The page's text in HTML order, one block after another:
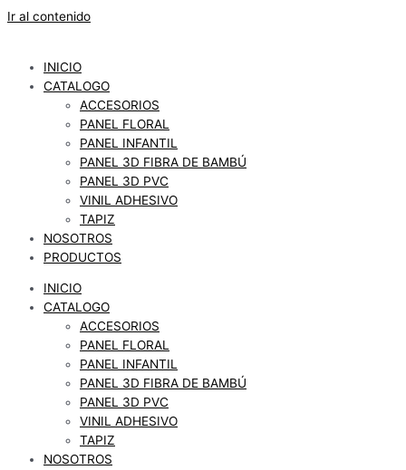
Ir al contenido
INICIO
CATALOGO
ACCESORIOS
PANEL FLORAL
PANEL INFANTIL
PANEL 3D FIBRA DE BAMBÚ
PANEL 3D PVC
VINIL ADHESIVO
TAPIZ
NOSOTROS
PRODUCTOS
INICIO
CATALOGO
ACCESORIOS
PANEL FLORAL
PANEL INFANTIL
PANEL 3D FIBRA DE BAMBÚ
PANEL 3D PVC
VINIL ADHESIVO
TAPIZ
NOSOTROS